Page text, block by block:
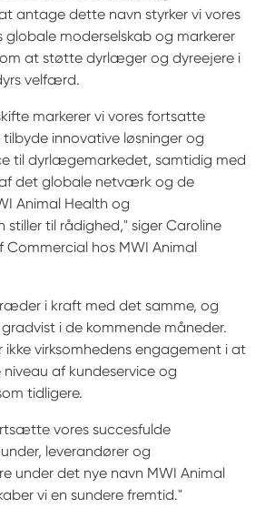
antage dette navn styrker vi vores
globale moderselskab og markerer
at støtte dyrlæger og dyreejere i
velfærd.
markerer vi vores fortsatte
innovative løsninger og
til dyrlægemarkedet, samtidig med
det globale netværk og de
Animal Health og
stiller til rådighed," siger Caroline
Commercial hos MWI Animal
i kraft med det samme, og
i de kommende måneder.
virksomhedens engagement i at
af kundeservice og
tidligere.
vores succesfulde
leverandører og
under det nye navn MWI Animal
vi en sundere fremtid."